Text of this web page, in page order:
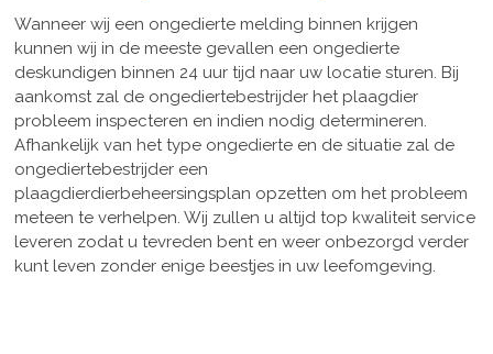
Wanneer wij een ongedierte melding binnen krijgen
kunnen wij in de meeste gevallen een ongedierte
deskundigen binnen 24 uur tijd naar uw locatie sturen. Bij
aankomst zal de ongediertebestrijder het plaagdier
probleem inspecteren en indien nodig determineren.
Afhankelijk van het type ongedierte en de situatie zal de
ongediertebestrijder een
plaagdierdierbeheersingsplan opzetten om het probleem
meteen te verhelpen. Wij zullen u altijd top kwaliteit service
leveren zodat u tevreden bent en weer onbezorgd verder
kunt leven zonder enige beestjes in uw leefomgeving.